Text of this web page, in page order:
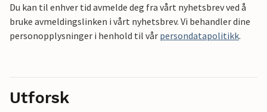
Du kan til enhver tid avmelde deg fra vårt nyhetsbrev ved å
bruke avmeldingslinken i vårt nyhetsbrev. Vi behandler dine
personopplysninger i henhold til vår persondatapolitikk.
Utforsk